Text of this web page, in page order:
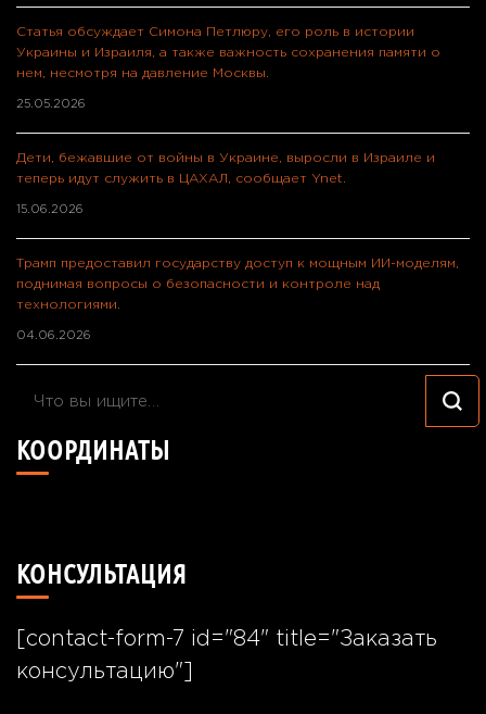
Статья обсуждает Симона Петлюру, его роль в истории
Украины и Израиля, а также важность сохранения памяти о
нем, несмотря на давление Москвы.
25.05.2026
Дети, бежавшие от войны в Украине, выросли в Израиле и
теперь идут служить в ЦАХАЛ, сообщает Ynet.
15.06.2026
Трамп предоставил государству доступ к мощным ИИ-моделям,
поднимая вопросы о безопасности и контроле над
технологиями.
04.06.2026
Ищите
то?
КООРДИНАТЫ
КОНСУЛЬТАЦИЯ
[contact-form-7 id="84" title="Заказать
консультацию"]